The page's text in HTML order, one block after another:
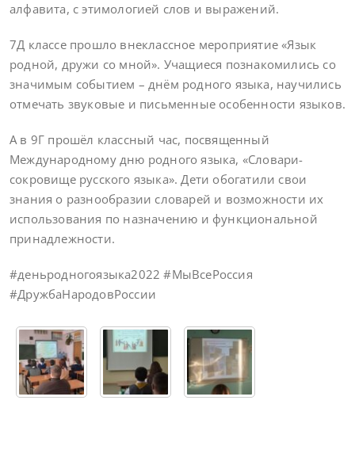
алфавита, с этимологией слов и выражений.
7Д классе прошло внеклассное мероприятие «Язык
родной, дружи со мной». Учащиеся познакомились со
значимым событием – днём родного языка, научились
отмечать звуковые и письменные особенности языков.
А в 9Г прошёл классный час, посвященный
Международному дню родного языка, «Словари-
сокровище русского языка». Дети обогатили свои
знания о разнообразии словарей и возможности их
использования по назначению и функциональной
принадлежности.
#деньродногоязыка2022 #МыВсеРоссия
#ДружбаНародовРоссии